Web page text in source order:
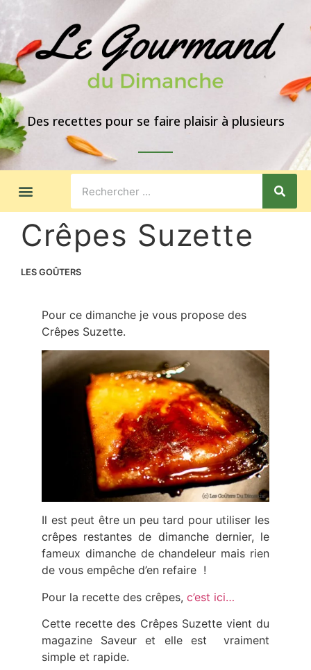
Des recettes pour se faire plaisir à plusieurs
Crêpes Suzette
LES GOÛTERS
Pour ce dimanche je vous propose des
Crêpes Suzette.
Il est peut être un peu tard pour utiliser les
crêpes restantes de dimanche dernier, le
fameux dimanche de chandeleur mais rien
de vous empêche d’en refaire !
Pour la recette des crêpes, c’est ici…
Cette recette des Crêpes Suzette vient du
magazine Saveur et elle est vraiment
simple et rapide.